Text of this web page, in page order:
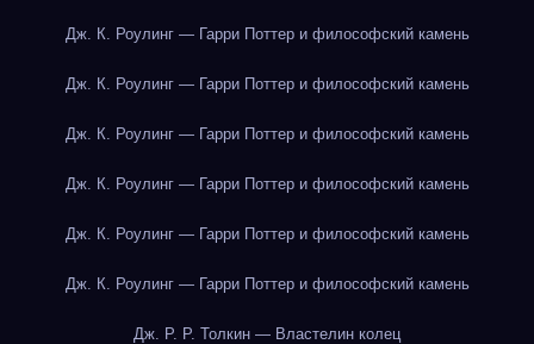
Дж. К. Роулинг — Гарри Поттер и философский камень
Дж. К. Роулинг — Гарри Поттер и философский камень
Дж. К. Роулинг — Гарри Поттер и философский камень
Дж. К. Роулинг — Гарри Поттер и философский камень
Дж. К. Роулинг — Гарри Поттер и философский камень
Дж. К. Роулинг — Гарри Поттер и философский камень
Дж. Р. Р. Толкин — Властелин колец